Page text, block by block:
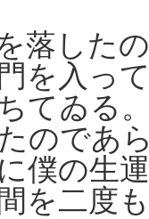
落した
を入っ
てゐる
のであ
僕の生
を二度